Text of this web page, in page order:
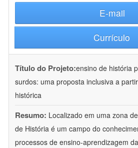
E-mail
Currículo
Título do Projeto:ensino de história
surdos: uma proposta inclusiva a
histórica
Resumo: Localizado em uma zona
de História é um campo do
processos de ensino-aprendizagem